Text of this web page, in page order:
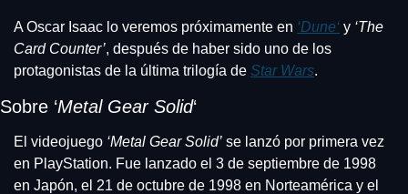
A Oscar Isaac lo veremos próximamente en ‘Dune‘ y ‘The
Card Counter’, después de haber sido uno de los
protagonistas de la última trilogía de Star Wars.
Sobre ‘Metal Gear Solid‘
El videojuego ‘Metal Gear Solid’ se lanzó por primera vez
en PlayStation. Fue lanzado el 3 de septiembre de 1998
en Japón, el 21 de octubre de 1998 en Norteamérica y el